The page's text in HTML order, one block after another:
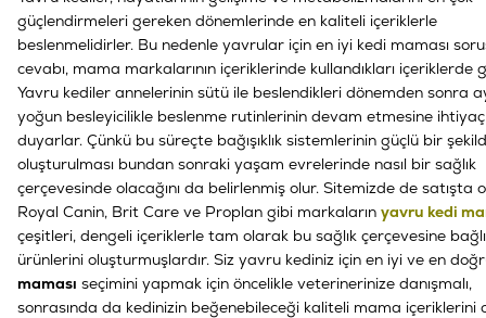
güçlendirmeleri gereken dönemlerinde en kaliteli içeriklerle
beslenmelidirler. Bu nedenle yavrular için en iyi kedi maması
cevabı, mama markalarının içeriklerinde kullandıkları içeriklerde
Yavru kediler annelerinin sütü ile beslendikleri dönemden sonra
yoğun besleyicilikle beslenme rutinlerinin devam etmesine ihtiyaç
duyarlar. Çünkü bu süreçte bağışıklık sistemlerinin güçlü bir
oluşturulması bundan sonraki yaşam evrelerinde nasıl bir sağlık
çerçevesinde olacağını da belirlenmiş olur. Sitemizde de satışta
Royal Canin, Brit Care ve Proplan gibi markaların yavru kedi
çeşitleri, dengeli içeriklerle tam olarak bu sağlık çerçevesine
ürünlerini oluşturmuşlardır. Siz yavru kediniz için en iyi ve en
maması seçimini yapmak için öncelikle veterinerinize danışmalı,
sonrasında da kedinizin beğenebileceği kaliteli mama içeriklerini